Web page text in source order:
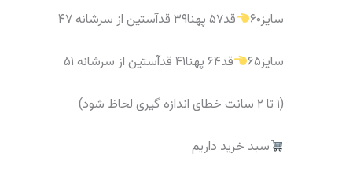
سایز۶۰ قد۵۷ پهنا۳۹ قدآستین از سرشانه ۴۷
سایز۶۵ قد۶۴ پهنا۴۱ قدآستین از سرشانه ۵۱
(۱ تا ۲ سانت خطای اندازه گیری لحاظ شود)
سبد خرید داریم